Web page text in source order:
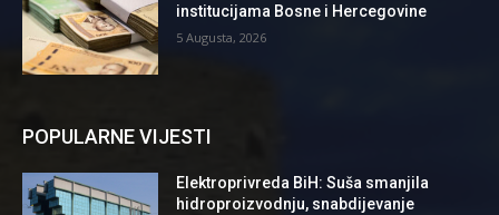
institucijama Bosne i Hercegovine
5 Augusta, 2026
POPULARNE VIJESTI
Elektroprivreda BiH: Suša smanjila
hidroproizvodnju, snabdijevanje